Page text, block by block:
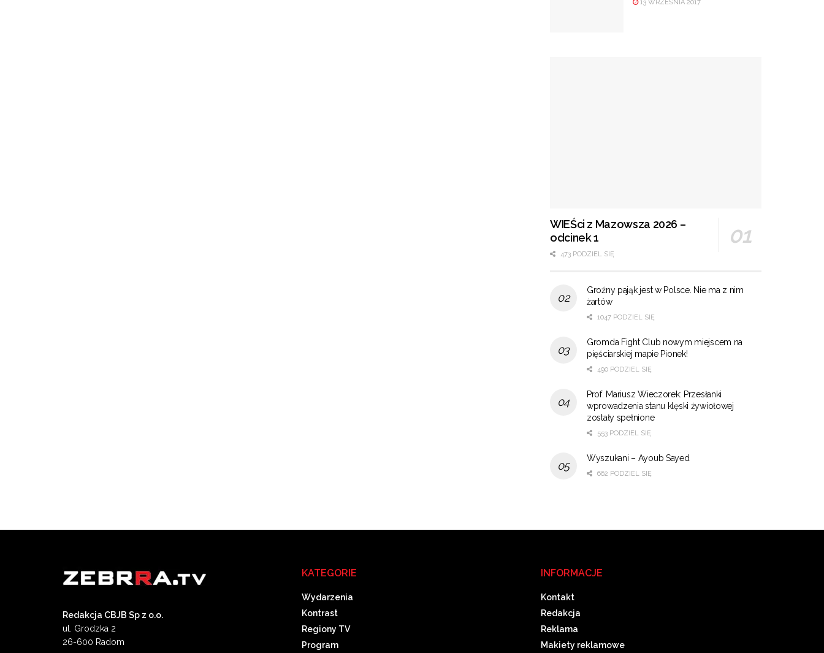
13 WRZEŚNIA 2017
WIEŚci z Mazowsza 2026 –
odcinek 1
473 PODZIEL SIĘ
Groźny pająk jest w Polsce. Nie ma z nim
żartów
1047 PODZIEL SIĘ
Gromda Fight Club nowym miejscem na
pięściarskiej mapie Pionek!
490 PODZIEL SIĘ
Prof. Mariusz Wieczorek: Przesłanki
wprowadzenia stanu klęski żywiołowej
zostały spełnione
553 PODZIEL SIĘ
Wyszukani – Ayoub Sayed
662 PODZIEL SIĘ
Redakcja CBJB Sp z o.o.
ul. Grodzka 2
26-600 Radom
KATEGORIE
Wydarzenia
Kontrast
Regiony TV
Program
INFORMACJE
Kontakt
Redakcja
Reklama
Makiety reklamowe